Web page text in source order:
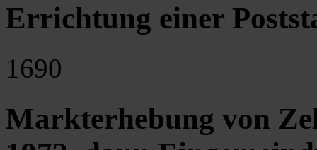
Errichtung einer
1690
Markterhebung von